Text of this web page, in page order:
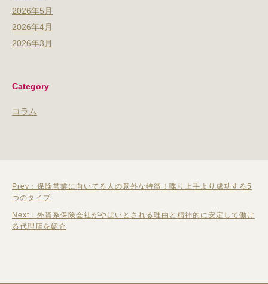
2026年5月
2026年4月
2026年3月
Category
コラム
投
稿
ナ
ビ
Prev：保険営業に向いてる人の意外な特徴！喋り上手より成功する5
つのタイプ
Next：外資系保険会社がやばいとされる理由と精神的に安定して働け
る代理店を紹介